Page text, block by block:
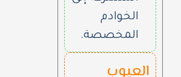
الخوادم
المخصصة.
العيوب